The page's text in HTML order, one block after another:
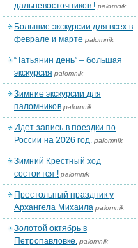
дальневосточников ! palomnik
Большие экскурсии для всех в
феврале и марте palomnik
“Татьянин день” – большая
экскурсия palomnik
Зимние экскурсии для
паломников palomnik
Идет запись в поездки по
России на 2026 год. palomnik
Зимний Крестный ход
состоится ! palomnik
Престольный праздник у
Архангела Михаила palomnik
Золотой октябрь в
Петропавловке. palomnik